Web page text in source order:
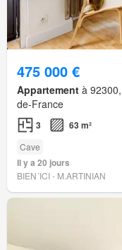
475 000 €
Appartement à
de-France
3 63 m²
Cave
Il y a 20 jours
BIEN´ICI - M.ARTINIAN